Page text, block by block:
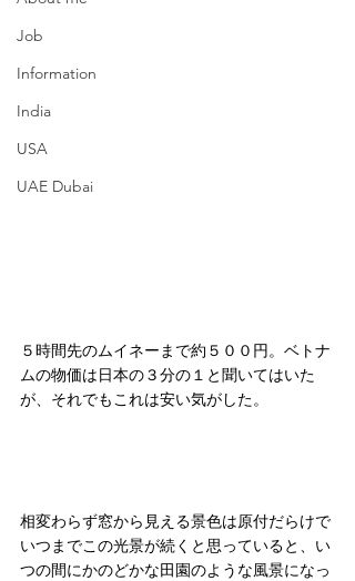
Job
Information
India
USA
UAE Dubai
５時間先のムイネーまで約５００円。ベトナ
ムの物価は日本の３分の１と聞いてはいた
が、それでもこれは安い気がした。
相変わらず窓から見える景色は原付だらけで
いつまでこの光景が続くと思っていると、い
つの間にかのどかな田園のような風景になっ